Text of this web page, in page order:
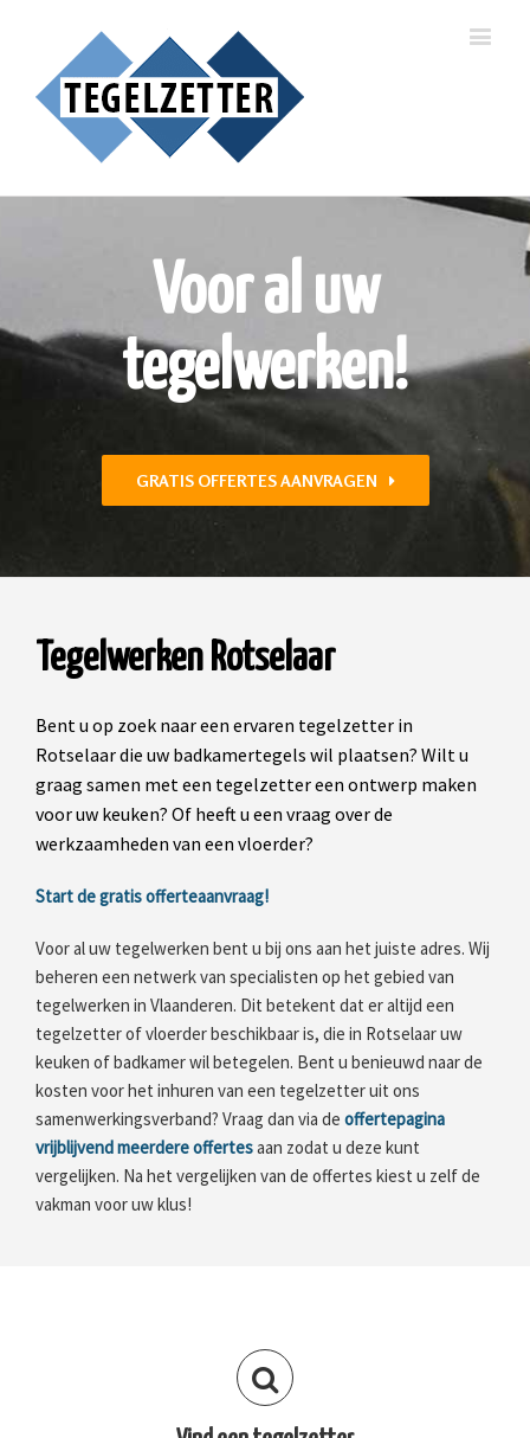
Voor al uw
tegelwerken!
GRATIS OFFERTES AANVRAGEN
Tegelwerken Rotselaar
Bent u op zoek naar een ervaren tegelzetter in
Rotselaar die uw badkamertegels wil plaatsen? Wilt u
graag samen met een tegelzetter een ontwerp maken
voor uw keuken? Of heeft u een vraag over de
werkzaamheden van een vloerder?
Start de gratis offerteaanvraag!
Voor al uw tegelwerken bent u bij ons aan het juiste adres. Wij
beheren een netwerk van specialisten op het gebied van
tegelwerken in Vlaanderen. Dit betekent dat er altijd een
tegelzetter of vloerder beschikbaar is, die in Rotselaar uw
keuken of badkamer wil betegelen. Bent u benieuwd naar de
kosten voor het inhuren van een tegelzetter uit ons
samenwerkingsverband? Vraag dan via de offertepagina
vrijblijvend meerdere offertesaan zodat u deze kunt
vergelijken. Na het vergelijken van de offertes kiest u zelf de
vakman voor uw klus!